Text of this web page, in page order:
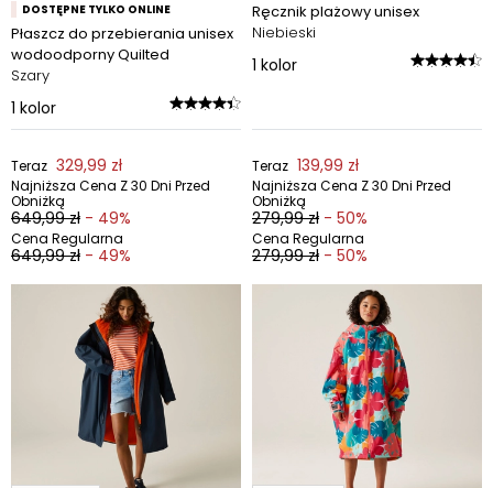
DOSTĘPNE TYLKO ONLINE
Płaszcz do przebierania unisex
wodoodporny Quilted
Szary
1 kolor
Teraz 329,99 zł
Najniższa Cena Z 30 Dni Przed
Obniżką
649,99 zł - 49%
Cena Regularna
649,99 zł - 49%
Ręcznik plażowy unisex
Niebieski
1 kolor
Teraz 139,99 zł
Najniższa Cena Z 30 Dni Przed
Obniżką
279,99 zł - 50%
Cena Regularna
279,99 zł - 50%